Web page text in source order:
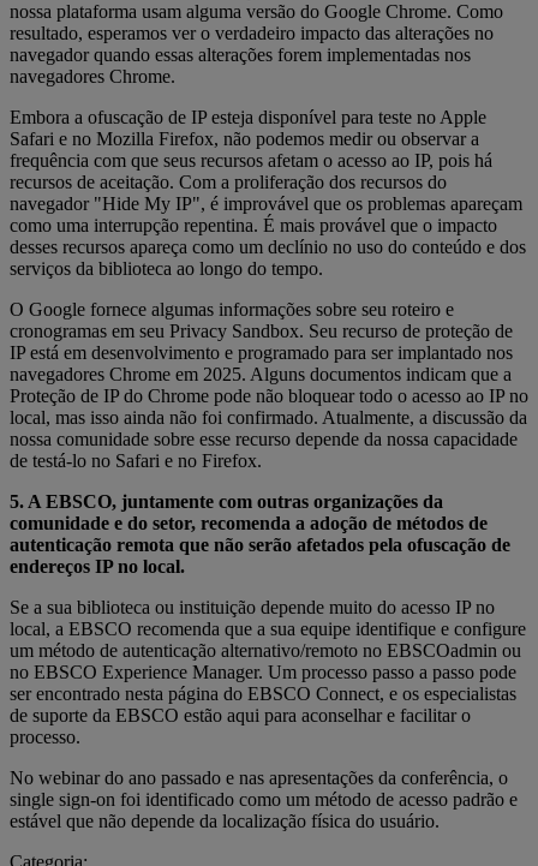
nossa plataforma usam alguma versão do Google Chrome. Como
resultado, esperamos ver o verdadeiro impacto das alterações no
navegador quando essas alterações forem implementadas nos
navegadores Chrome.
Embora a ofuscação de IP esteja disponível para teste no Apple
Safari e no Mozilla Firefox, não podemos medir ou observar a
frequência com que seus recursos afetam o acesso ao IP, pois há
recursos de aceitação. Com a proliferação dos recursos do
navegador "Hide My IP", é improvável que os problemas apareçam
como uma interrupção repentina. É mais provável que o impacto
desses recursos apareça como um declínio no uso do conteúdo e dos
serviços da biblioteca ao longo do tempo.
O Google fornece algumas informações sobre seu roteiro e
cronogramas em seu Privacy Sandbox. Seu recurso de proteção de
IP está em desenvolvimento e programado para ser implantado nos
navegadores Chrome em 2025. Alguns documentos indicam que a
Proteção de IP do Chrome pode não bloquear todo o acesso ao IP no
local, mas isso ainda não foi confirmado. Atualmente, a discussão da
nossa comunidade sobre esse recurso depende da nossa capacidade
de testá-lo no Safari e no Firefox.
5. A EBSCO, juntamente com outras organizações da
comunidade e do setor, recomenda a adoção de métodos de
autenticação remota que não serão afetados pela ofuscação de
endereços IP no local.
Se a sua biblioteca ou instituição depende muito do acesso IP no
local, a EBSCO recomenda que a sua equipe identifique e configure
um método de autenticação alternativo/remoto no EBSCOadmin ou
no EBSCO Experience Manager. Um processo passo a passo pode
ser encontrado nesta página do EBSCO Connect, e os especialistas
de suporte da EBSCO estão aqui para aconselhar e facilitar o
processo.
No webinar do ano passado e nas apresentações da conferência, o
single sign-on foi identificado como um método de acesso padrão e
estável que não depende da localização física do usuário.